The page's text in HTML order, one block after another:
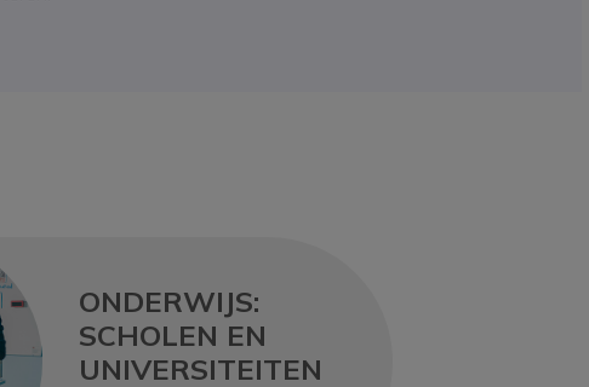
ONDERWIJS:
SCHOLEN EN
UNIVERSITEITEN